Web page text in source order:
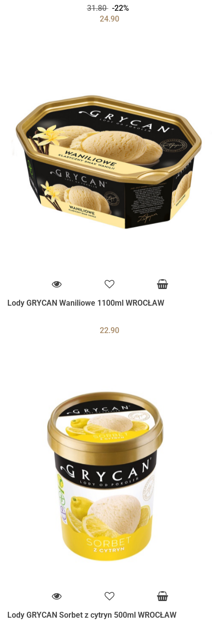
31.80
-22%
24.90
Lody GRYCAN Waniliowe 1100ml WROCŁAW
22.90
Lody GRYCAN Sorbet z cytryn 500ml WROCŁAW